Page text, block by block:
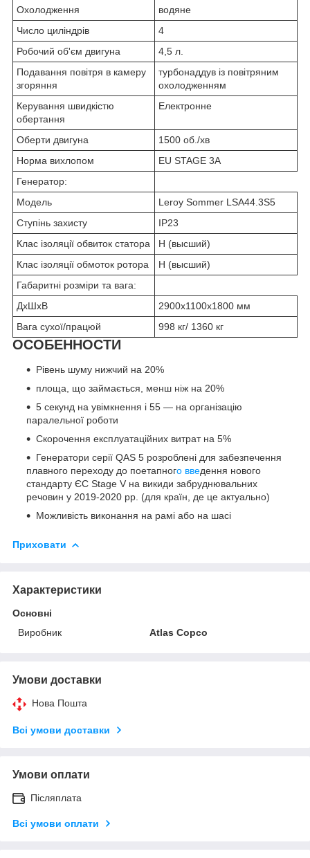
Охолодження
водяне
Число циліндрів
4
Робочий об'єм двигуна
4,5 л.
Подавання повітря в камеру
згоряння
турбонаддув із повітряним
охолодженням
Керування швидкістю
обертання
Електронне
Оберти двигуна
1500 об./хв
Норма вихлопом
EU STAGE 3A
Генератор:
Модель
Leroy Sommer LSA44.3S5
Ступінь захисту
IP23
Клас ізоляції обвиток статора
Н (высший)
Клас ізоляції обмоток ротора
Н (высший)
Габаритні розміри та вага:
ДхШхВ
2900х1100х1800 мм
Вага сухої/працюй
998 кг/ 1360 кг
ОСОБЕННОСТИ
Рівень шуму нижчий на 20%
площа, що займається, менш ніж на 20%
5 секунд на увімкнення і 55 — на організацію
паралельної роботи
Скорочення експлуатаційних витрат на 5%
Генератори серії QAS 5 розроблені для забезпечення
плавного переходу до поетапного введення нового
стандарту ЄС Stage V на викиди забруднювальних
речовин у 2019-2020 рр. (для країн, де це актуально)
Можливість виконання на рамі або на шасі
Приховати
Характеристики
Основні
Виробник
Atlas Copco
Умови доставки
Нова Пошта
Всі умови доставки
Умови оплати
Післяплата
Всі умови оплати